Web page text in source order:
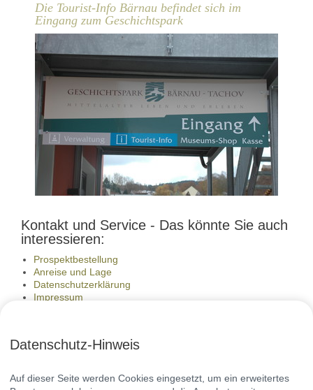
Datenschutz-Hinweis
Auf dieser Seite werden Cookies eingesetzt, um ein erweitertes
Die Tourist-Info Bärnau befindet sich im
Eingang zum Geschichtspark
Kontakt und Service - Das könnte Sie auch
interessieren:
Prospektbestellung
Anreise und Lage
Datenschutzerklärung
Impressum